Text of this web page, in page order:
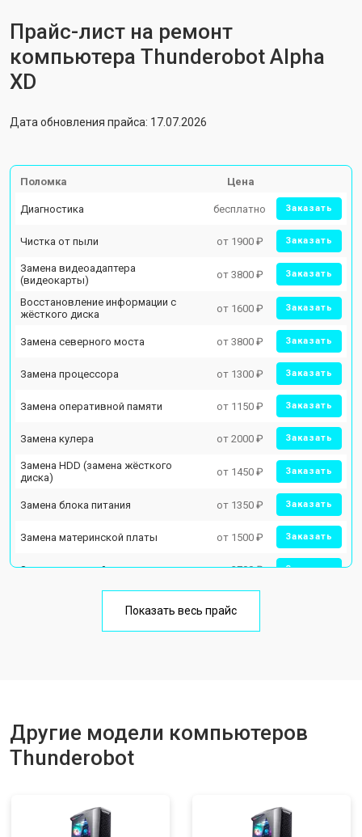
Прайс-лист на ремонт
компьютера Thunderobot Alpha
XD
Дата обновления прайса: 17.07.2026
Поломка Цена
Диагностика бесплатно Заказать
Чистка от пыли от 1900 ₽ Заказать
Замена видеоадаптера
(видеокарты)
от 3800 ₽ Заказать
Восстановление информации с
жёсткого диска
от 1600 ₽ Заказать
Замена северного моста от 3800 ₽ Заказать
Замена процессора от 1300 ₽ Заказать
Замена оперативной памяти от 1150 ₽ Заказать
Замена кулера от 2000 ₽ Заказать
Замена HDD (замена жёсткого
диска)
от 1450 ₽ Заказать
Замена блока питания от 1350 ₽ Заказать
Замена материнской платы от 1500 ₽ Заказать
Замена звуковой платы от 2700 ₽ Заказать
Показать весь прайс
Другие модели компьютеров
Thunderobot